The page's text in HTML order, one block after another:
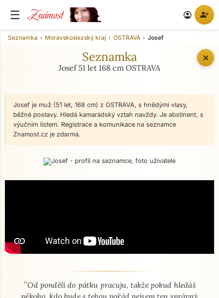
☰ Známost account_circle person_add
✕
Seznamka Moravskoslezský kraj OSTRAVA Josef
Seznamka
Josef 51 let 168 cm OSTRAVA
Josef je muž (51 let, 168 cm) z OSTRAVA, s hnědými vlasy,
běžné postavy. Hledá kamarádský vztah navždy. Je abstinent, s
výučním listem. Registrace a komunikace na seznamce
Znamost.cz je zdarma.
O mně - seznamka profil
“Od pondělí do pátku pracuju, takže pokud hledáš